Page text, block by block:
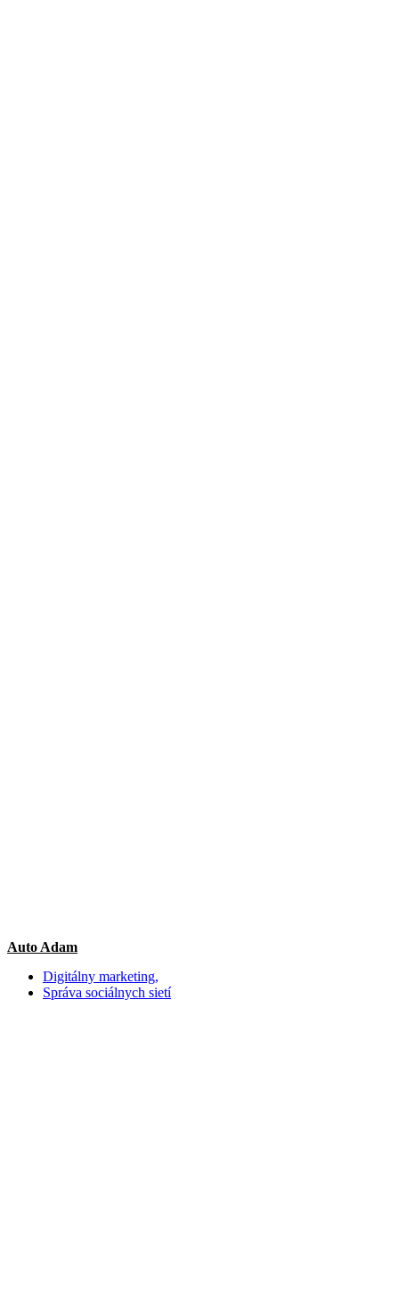
Auto Adam
Digitálny marketing,
Správa sociálnych sietí